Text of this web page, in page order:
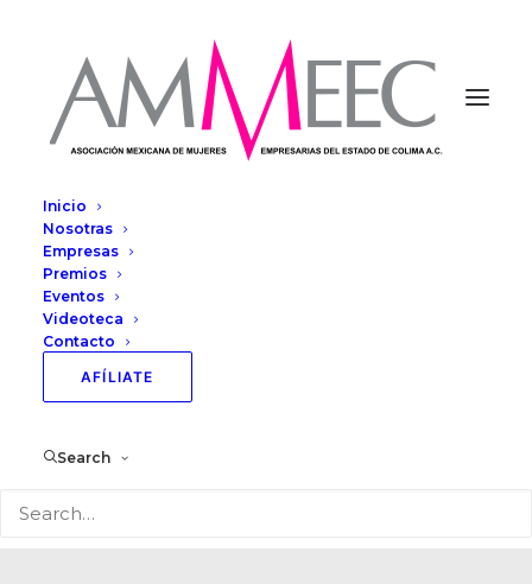
Inicio
Nosotras
Empresas
Premios
Eventos
Videoteca
Contacto
AFÍLIATE
Search